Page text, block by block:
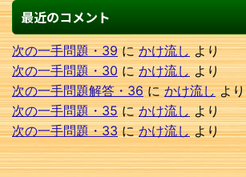
最近のコメント
次の一手問題・39にかけ流しより
次の一手問題・30にかけ流しより
次の一手問題解答・36にかけ流しより
次の一手問題・35にかけ流しより
次の一手問題・33にかけ流しより